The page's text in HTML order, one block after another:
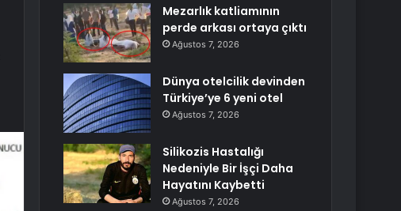
Mezarlık katliamının
perde arkası ortaya çıktı
Ağustos 7, 2026
Dünya otelcilik devinden
Türkiye’ye 6 yeni otel
Ağustos 7, 2026
Silikozis Hastalığı
Nedeniyle Bir İşçi Daha
Hayatını Kaybetti
Ağustos 7, 2026